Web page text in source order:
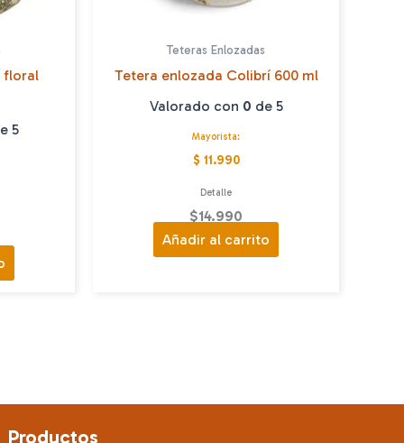
floral
5
Teteras Enlozadas
Tetera enlozada Colibrí 600 ml
Valorado con 0 de 5
Mayorista:
$ 11.990
Detalle
$14.990
Añadir al carrito
Productos